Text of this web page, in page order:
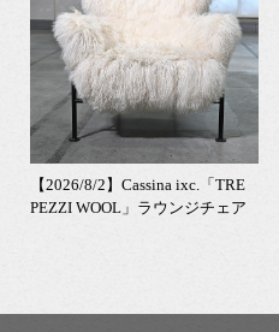
【2026/8/2】Cassina ixc.「TRE
PEZZI WOOL」ラウンジチェア